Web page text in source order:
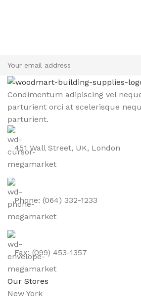
Condimentum adipiscing vel
parturient orci at scelerisque
parturient.
451 Wall Street, UK, London
Phone: (064) 332-1233
Fax: (099) 453-1357
Our Stores
New York